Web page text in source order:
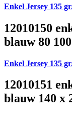
Enkel Jersey 135
12010150
blauw 80
Enkel Jersey 135
12010151
blauw 140 x